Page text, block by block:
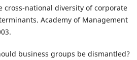
cross-national diversity of corporate
Academy of Management
business groups be dismantled?